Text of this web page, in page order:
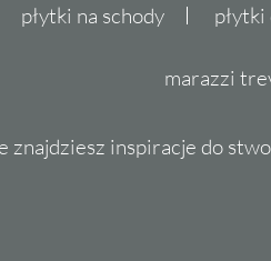
płytki na schody płytki
marazzi
znajdziesz inspiracje do